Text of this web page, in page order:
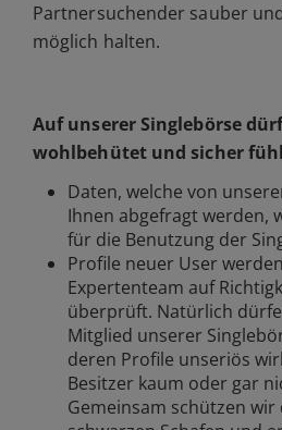
Partnersuchender sauber
möglich halten.
Auf unserer Singlebörse
wohlbehütet und sicher
Daten, welche von
Ihnen abgefragt werden,
für die Benutzung der
Profile neuer User
Expertenteam auf
überprüft. Natürlich
Mitglied unserer
deren Profile unseriös
Besitzer kaum oder gar
Gemeinsam schützen